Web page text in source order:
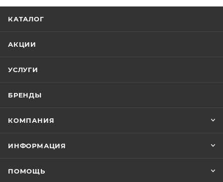
КАТАЛОГ
АКЦИИ
УСЛУГИ
БРЕНДЫ
КОМПАНИЯ
ИНФОРМАЦИЯ
ПОМОЩЬ